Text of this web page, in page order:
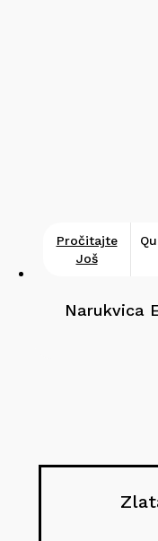
Pročitajte
Još
Narukvica